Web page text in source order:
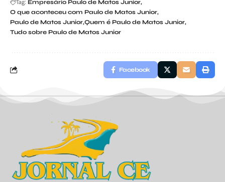
Tag: Empresário Paulo de Matos Junior
O que aconteceu com Paulo de Matos Junior
Paulo de Matos Junior Quem é Paulo de Matos Junior
Tudo sobre Paulo de Matos Junior
Facebook